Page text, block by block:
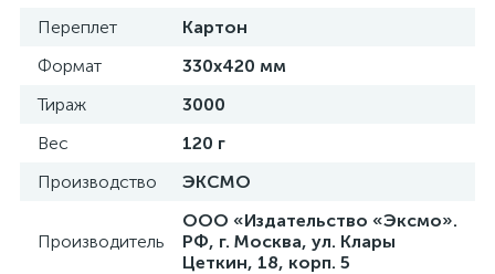
Переплет
Картон
Формат
330x420 мм
Тираж
3000
Вес
120 г
Производство
ЭКСМО
Производитель
ООО «Издательство «Эксмо».
РФ, г. Москва, ул. Клары
Цеткин, 18, корп. 5